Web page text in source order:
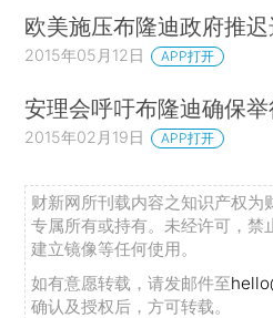
欧美施压布隆迪政府推
2015年05月12日 APP打开
安理会呼吁布隆迪确保
2015年02月19日 APP打开
财新网所刊载内容之知识产权为
专属所有或持有。未经许可，禁
建立镜像等任何使用。
如有意愿转载，请发邮件至
确认及授权后，方可转载。